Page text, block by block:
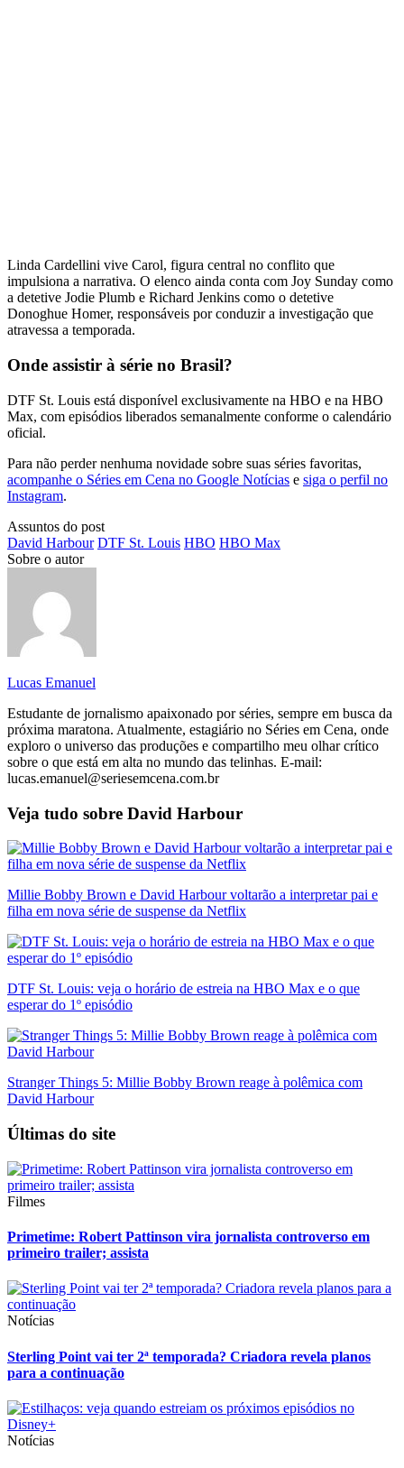
Linda Cardellini vive Carol, figura central no conflito que
impulsiona a narrativa. O elenco ainda conta com Joy Sunday como
a detetive Jodie Plumb e Richard Jenkins como o detetive
Donoghue Homer, responsáveis por conduzir a investigação que
atravessa a temporada.
Onde assistir à série no Brasil?
DTF St. Louis está disponível exclusivamente na HBO e na HBO
Max, com episódios liberados semanalmente conforme o calendário
oficial.
Para não perder nenhuma novidade sobre suas séries favoritas,
acompanhe o Séries em Cena no Google Notícias e siga o perfil no
Instagram.
Assuntos do post
David Harbour DTF St. Louis HBO HBO Max
Sobre o autor
Lucas Emanuel
Estudante de jornalismo apaixonado por séries, sempre em busca da
próxima maratona. Atualmente, estagiário no Séries em Cena, onde
exploro o universo das produções e compartilho meu olhar crítico
sobre o que está em alta no mundo das telinhas. E-mail:
lucas.emanuel@seriesemcena.com.br
Veja tudo sobre David Harbour
Millie Bobby Brown e David Harbour voltarão a interpretar pai e
filha em nova série de suspense da Netflix
DTF St. Louis: veja o horário de estreia na HBO Max e o que
esperar do 1º episódio
Stranger Things 5: Millie Bobby Brown reage à polêmica com
David Harbour
Últimas do site
Filmes
Primetime: Robert Pattinson vira jornalista controverso em
primeiro trailer; assista
Notícias
Sterling Point vai ter 2ª temporada? Criadora revela planos
para a continuação
Notícias